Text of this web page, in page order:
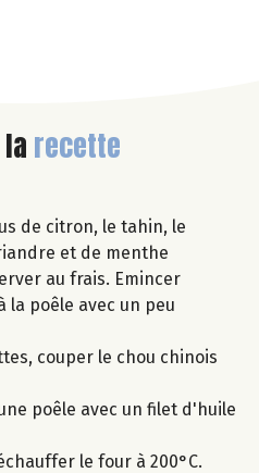
recette
de citron, le tahin, le
et de menthe
au frais. Emincer
poêle avec un peu
couper le chou chinois
poêle avec un filet d'huile
le four à 200°C.